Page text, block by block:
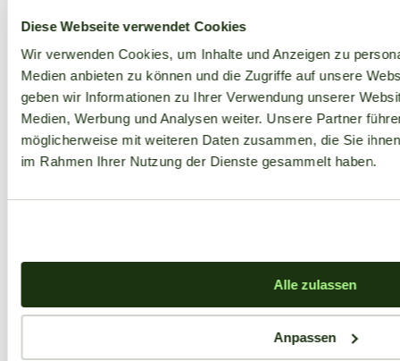
Diese Webseite verwendet Cookies
Wir verwenden Cookies, um Inhalte und Anzeigen zu
Medien anbieten zu können und die Zugriffe auf unsere
geben wir Informationen zu Ihrer Verwendung unserer
Medien, Werbung und Analysen weiter. Unsere Partner
möglicherweise mit weiteren Daten zusammen, die Sie
im Rahmen Ihrer Nutzung der Dienste gesammelt haben.
Alle zulassen
Anpassen